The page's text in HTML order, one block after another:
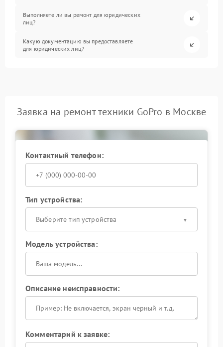
Выполняете ли вы ремонт для юридических
лиц?
Какую документацию вы предоставляете
для юридических лиц?
Заявка на ремонт техники GoPro в Москве
Контактный телефон:
Тип устройства:
Выберите тип устройства
Модель устройства:
Описание неисправности:
Комментарий к заявке: